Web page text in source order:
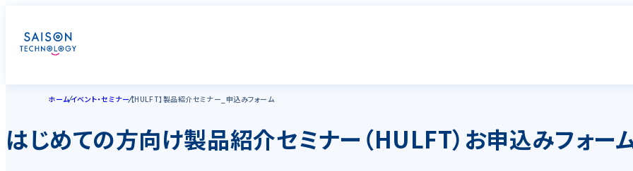
ホームイベント・セミナー【HULFT】製品紹介セミナー_申込みフォーム
はじめての方向け製品紹介セミナー（HULFT）お申込みフォー